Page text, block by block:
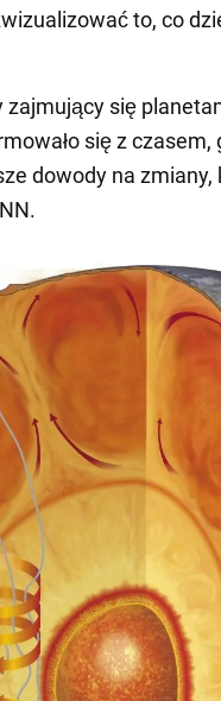
to, co
się
się z czasem,
dowody na zmiany,